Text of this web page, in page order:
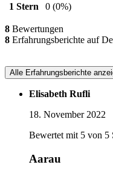
1 Stern
0 (0%)
8 Bewertungen
8 Erfahrungsberichte auf
Alle Erfahrungsberichte
Elisabeth Rufli
18. November 2022
Bewertet mit 5 von 5
Aarau